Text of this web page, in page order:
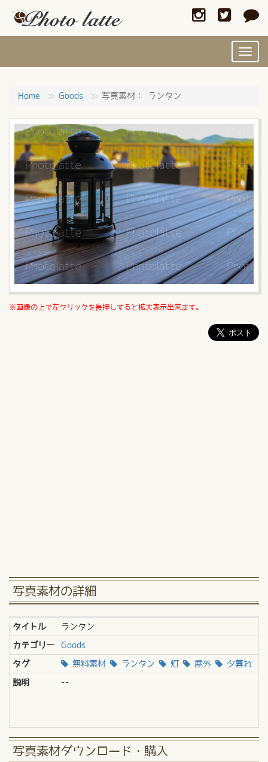
Home Goods 写真素材： ランタン
※画像の上で左クリックを長押しすると拡大表示出来ます。
写真素材の詳細
タイトル ランタン
カテゴリー Goods
タグ 無料素材 ランタン 灯 屋外 夕暮れ
説明 --
写真素材ダウンロード・購入